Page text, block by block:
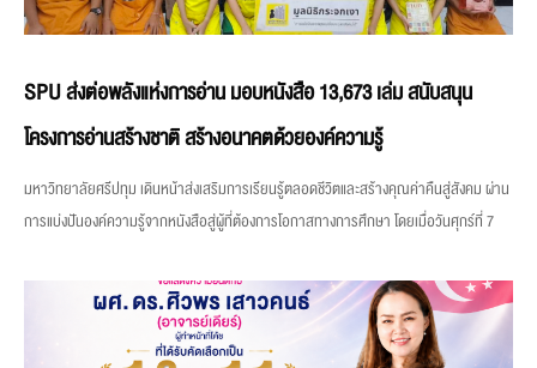
SPU ส่งต่อพลังแห่งการอ่าน มอบหนังสือ 13,673 เล่ม สนับสนุน
โครงการอ่านสร้างชาติ สร้างอนาคตด้วยองค์ความรู้
มหาวิทยาลัยศรีปทุม เดินหน้าส่งเสริมการเรียนรู้ตลอดชีวิตและสร้างคุณค่าคืนสู่สังคม ผ่าน
การแบ่งปันองค์ความรู้จากหนังสือสู่ผู้ที่ต้องการโอกาสทางการศึกษา โดยเมื่อวันศุกร์ที่ 7